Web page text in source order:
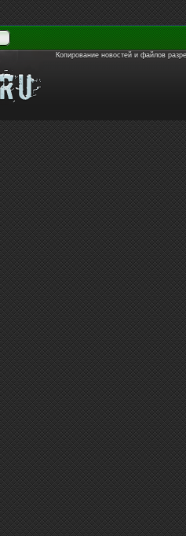
Копирование новостей и файлов